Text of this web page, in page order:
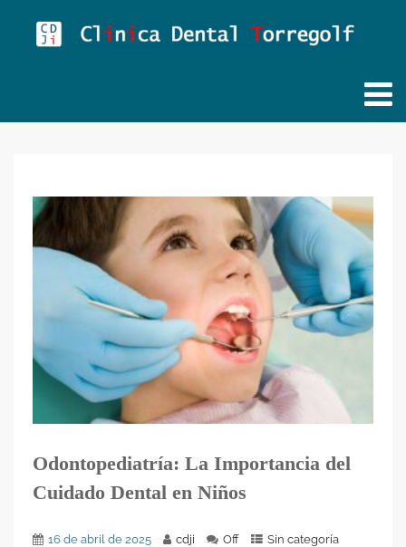
Odontopediatría: La Importancia del
Cuidado Dental en Niños
16 de abril de 2025 cdji Off Sin categoría